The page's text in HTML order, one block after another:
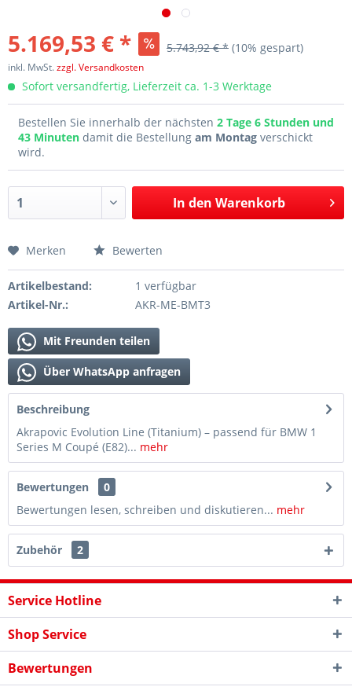
5.169,53 € * 5.743,92 € * (10% gespart)
inkl. MwSt.zzgl. Versandkosten
Sofort versandfertig, Lieferzeit ca. 1-3 Werktage
Bestellen Sie innerhalb der nächsten 2 Tage 6 Stunden und
43 Minuten damit die Bestellung am Montag verschickt
wird.
In den Warenkorb
Merken Bewerten
Artikelbestand:
1 verfügbar
Artikel-Nr.:
AKR-ME-BMT3
Mit Freunden teilen
Über WhatsApp anfragen
Beschreibung
Akrapovic Evolution Line (Titanium) – passend für BMW 1
Series M Coupé (E82)... mehr
Bewertungen
0
Bewertungen lesen, schreiben und diskutieren... mehr
Zubehör 2
Service Hotline
Shop Service
Bewertungen